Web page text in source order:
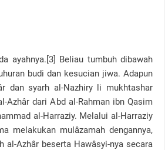
ayahnya.[3] Beliau tumbuh dibawah
budi dan kesucian jiwa. Adapun
dan syarh al-Nazhiry li mukhtashar
Azhâr dari Abd al-Rahman ibn Qasim
al-Harraziy. Melalui al-Harraziy
melakukan mulâzamah dengannya,
al-Azhâr beserta Hawâsyi-nya secara